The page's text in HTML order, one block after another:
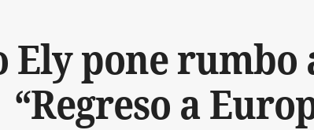
Ely pone
“Regreso a